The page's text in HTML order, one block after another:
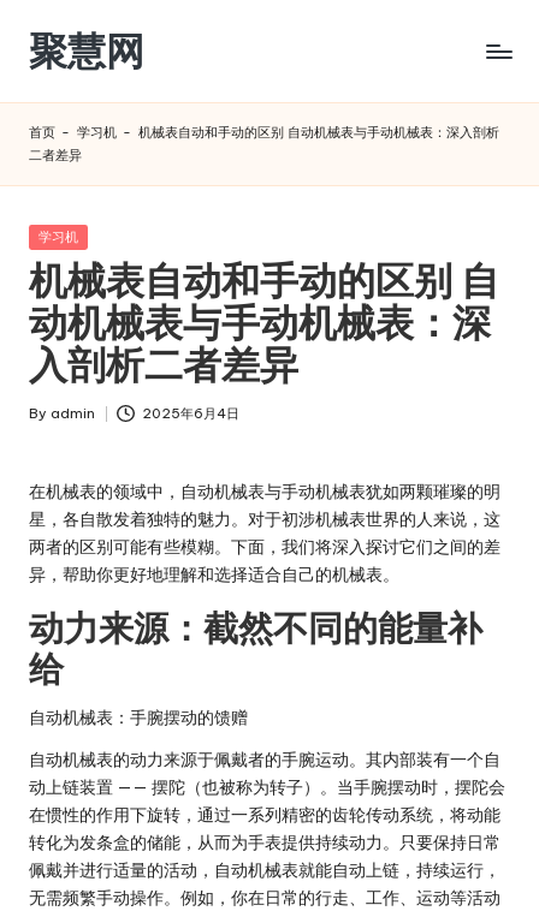
Skip
content
聚慧网
首页 - 学习机 - 机械表自动和手动的区别 自动机械表与手动机械表：深入剖析
二者差异​
Posted
in
学习机
机械表自动和手动的区别 自
动机械表与手动机械表：深
入剖析二者差异​
Posted
By admin 2025年6月4日
在机械表的领域中，自动机械表与手动机械表犹如两颗璀璨的明
星，各自散发着独特的魅力。对于初涉机械表世界的人来说，这
两者的区别可能有些模糊。下面，我们将深入探讨它们之间的差
异，帮助你更好地理解和选择适合自己的机械表。
动力来源：截然不同的能量补
给
自动机械表：手腕摆动的馈赠
自动机械表的动力来源于佩戴者的手腕运动。其内部装有一个自
动上链装置 —— 摆陀（也被称为转子）。当手腕摆动时，摆陀会
在惯性的作用下旋转，通过一系列精密的齿轮传动系统，将动能
转化为发条盒的储能，从而为手表提供持续动力。只要保持日常
佩戴并进行适量的活动，自动机械表就能自动上链，持续运行，
无需频繁手动操作。例如，你在日常的行走、工作、运动等活动